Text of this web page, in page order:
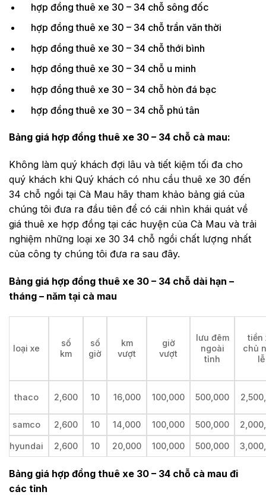
hợp đồng thuê xe 30 – 34 chỗ sông đốc
hợp đồng thuê xe 30 – 34 chỗ trần văn thời
hợp đồng thuê xe 30 – 34 chỗ thới bình
hợp đồng thuê xe 30 – 34 chỗ u minh
hợp đồng thuê xe 30 – 34 chỗ hòn đá bạc
hợp đồng thuê xe 30 – 34 chỗ phú tân
Bảng giá hợp đồng thuê xe 30 – 34 chỗ cà mau:
Không làm quý khách đợi lâu và tiết kiệm tối đa cho
quý khách khi Quý khách có nhu cầu thuê xe 30 đến
34 chỗ ngồi tại Cà Mau hãy tham khảo bảng giá của
chúng tôi đưa ra đầu tiên để có cái nhìn khái quát về
giá thuê xe hợp đồng tại các huyện của Cà Mau và trải
nghiệm những loại xe 30 34 chỗ ngồi chất lượng nhất
của công ty chúng tôi đưa ra sau đây.
Bảng giá hợp đồng thuê xe 30 – 34 chỗ dài hạn –
tháng – năm tại cà mau
loại xe
số
km
số
giờ
km
vượt
giờ
vượt
lưu đêm
ngoài
tỉnh
tiền
chủ
lễ
thaco 2,600 10 16,000 100,000 500,000
samco 2,600 10 14,000 100,000 500,000
hyundai 2,600 10 20,000 100,000 500,000
Bảng giá hợp đồng thuê xe 30 – 34 chỗ cà mau đi
các tỉnh